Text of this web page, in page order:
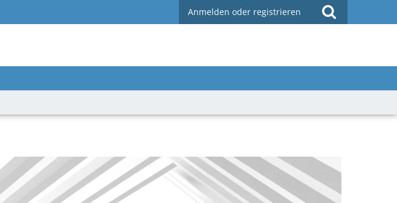
Anmelden oder registrieren